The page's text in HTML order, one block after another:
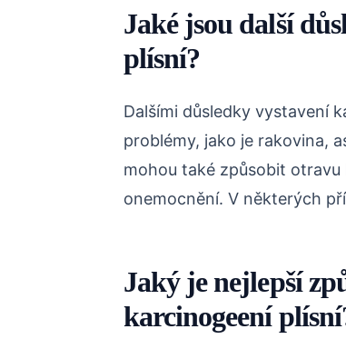
Jaké jsou další
plísní?
Dalšími důsledky vystavení
problémy, jako je rakovina,
mohou také způsobit
onemocnění. V některých
Jaký je nejlepší
karcinogeení